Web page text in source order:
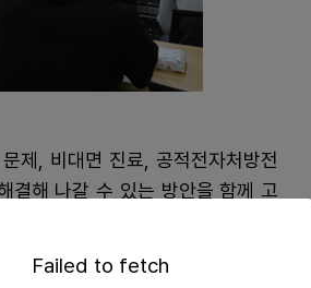
제, 비대면 진료, 공적전자처방전
결해 나갈 수 있는 방안을 함께 고
면 진료 등 현안에 대한 질문이 연
Failed to fetch